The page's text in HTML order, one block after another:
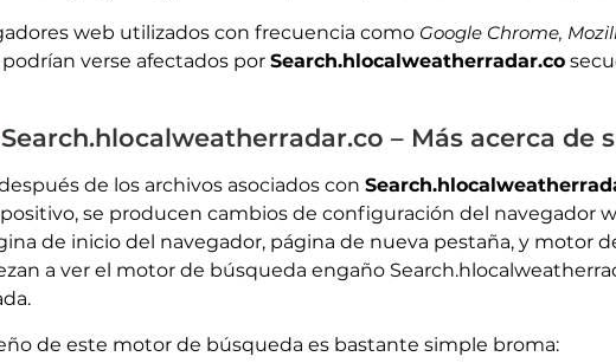
web utilizados con frecuencia como Google Chrome,
podrían verse afectados por Search.hlocalweatherradar.co
Search.hlocalweatherradar.co – Más acerca de
de los archivos asociados con
se producen cambios de configuración del navegador
de inicio del navegador, página de nueva pestaña, y motor
a ver el motor de búsqueda engaño
de este motor de búsqueda es bastante simple broma: